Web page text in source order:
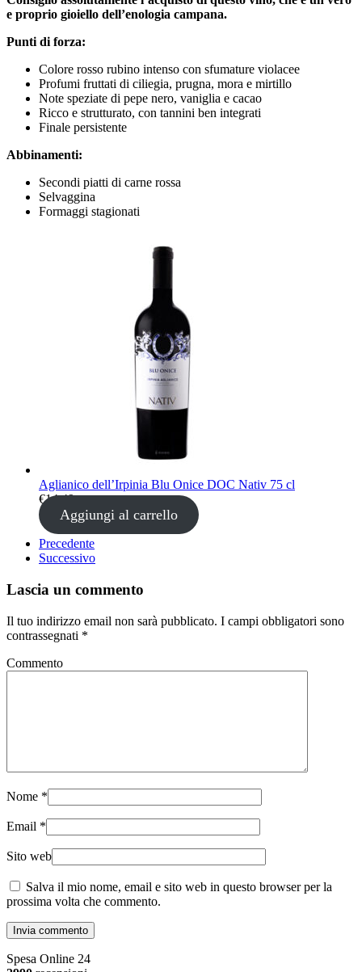
e proprio gioiello dell’enologia campana.
Punti di forza:
Colore rosso rubino intenso con sfumature violacee
Profumi fruttati di ciliegia, prugna, mora e mirtillo
Note speziate di pepe nero, vaniglia e cacao
Ricco e strutturato, con tannini ben integrati
Finale persistente
Abbinamenti:
Secondi piatti di carne rossa
Selvaggina
Formaggi stagionati
Aglianico dell’Irpinia Blu Onice DOC Nativ 75 cl
€14,49
Aggiungi al carrello
Precedente
Successivo
Lascia un commento
Il tuo indirizzo email non sarà pubblicato. I campi obbligatori sono
contrassegnati *
Commento
Nome *
Email *
Sito web
Salva il mio nome, email e sito web in questo browser per la
prossima volta che commento.
Invia commento
Spesa Online 24